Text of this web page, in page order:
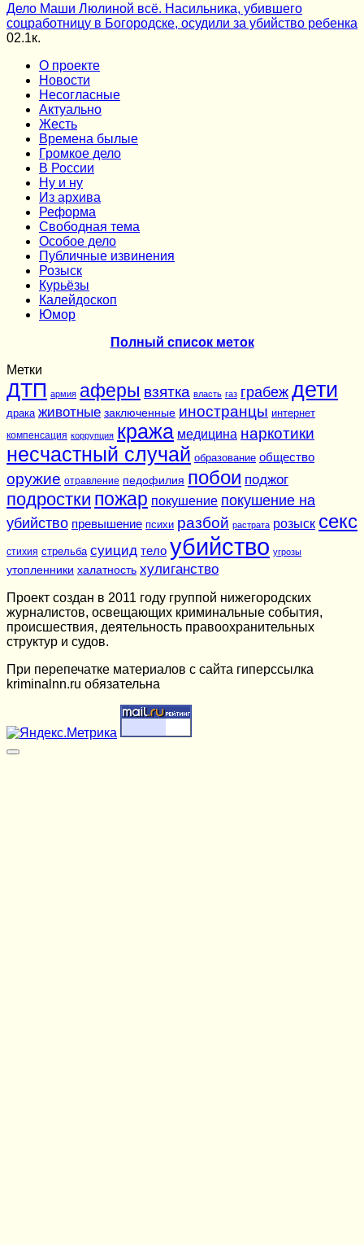
Дело Маши Люлиной всё. Насильника, убившего
соцработницу в Богородске, осудили за убийство ребенка
02.1к.
О проекте
Новости
Несогласные
Актуально
Жесть
Времена былые
Громкое дело
В России
Ну и ну
Из архива
Реформа
Cвободная тема
Особое дело
Публичные извинения
Розыск
Курьёзы
Калейдоскоп
Юмор
Полный список меток
Метки
ДТП армия аферы взятка власть газ грабеж дети
драка животные заключенные иностранцы интернет
компенсация коррупция кража медицина наркотики
несчастный случай образование общество
оружие отравление педофилия побои поджог
подростки пожар покушение покушение на
убийство превышение психи разбой растрата розыск секс
стихия стрельба суицид тело убийство угрозы
утопленники халатность хулиганство
Проект создан в 2011 году группой нижегородских
журналистов, освещающих криминальные события,
происшествия, деятельность правоохранительных
структур и судов.
При перепечатке материалов c сайта гиперссылка
kriminalnn.ru обязательна